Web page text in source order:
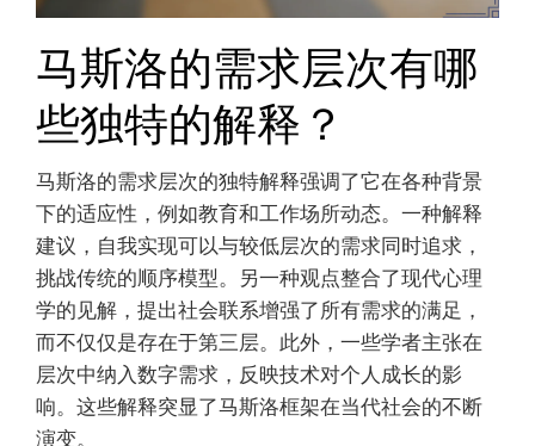
马斯洛的需求层次有哪
些独特的解释？
马斯洛的需求层次的独特解释强调了它在各种背景
下的适应性，例如教育和工作场所动态。一种解释
建议，自我实现可以与较低层次的需求同时追求，
挑战传统的顺序模型。另一种观点整合了现代心理
学的见解，提出社会联系增强了所有需求的满足，
而不仅仅是存在于第三层。此外，一些学者主张在
层次中纳入数字需求，反映技术对个人成长的影
响。这些解释突显了马斯洛框架在当代社会的不断
演变。